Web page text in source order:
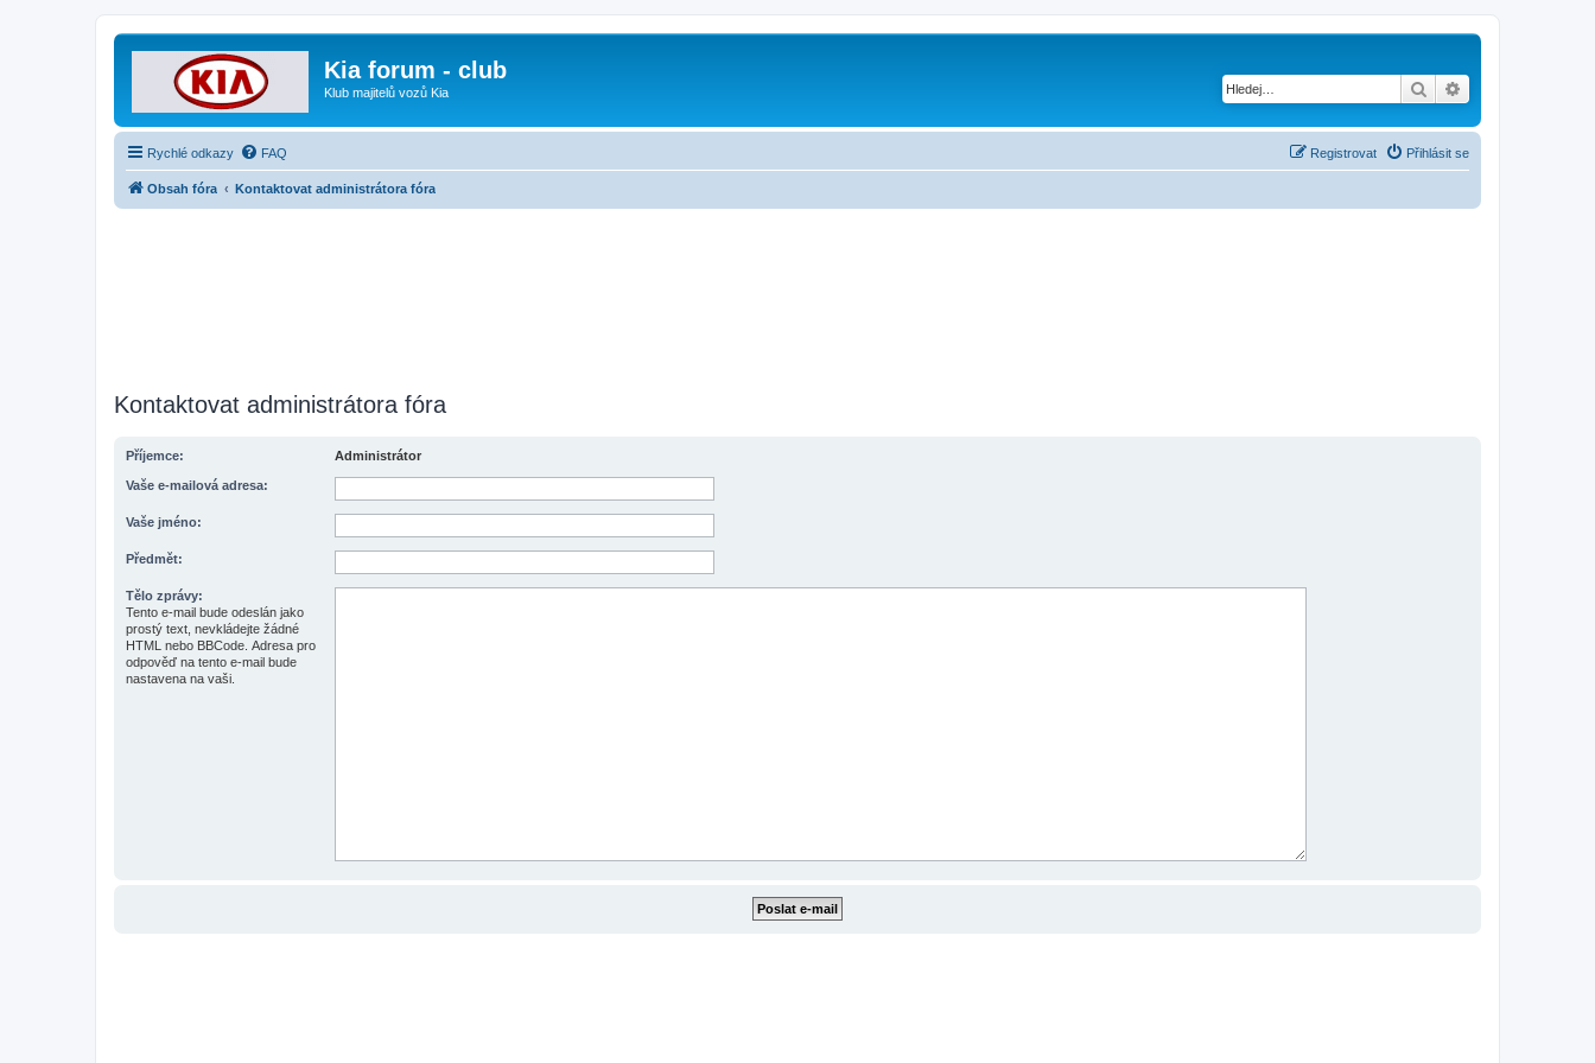
Kia forum - club
Klub majitelů vozů Kia Hledat
Rychlé odkazy FAQ Přihlásit se
Registrovat
Obsah fóra Kontaktovat administrátora fóra
Kontaktovat administrátora fóra
Příjemce: Administrátor
Vaše e-mailová adresa:
Vaše jméno:
Předmět:
Tělo zprávy:
Tento e-mail bude odeslán jako
prostý text, nevkládejte žádné
HTML nebo BBCode. Adresa pro
odpověď na tento e-mail bude
nastavena na vaši.